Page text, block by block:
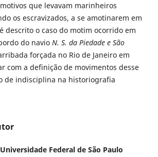
que levavam marinheiros
os escravizados, a se amotinarem em
descrito o caso do motim ocorrido em
do navio N. S. da Piedade e São
forçada no Rio de Janeiro em
com a definição de movimentos desse
de indisciplina na historiografia
Universidade Federal de São Paulo